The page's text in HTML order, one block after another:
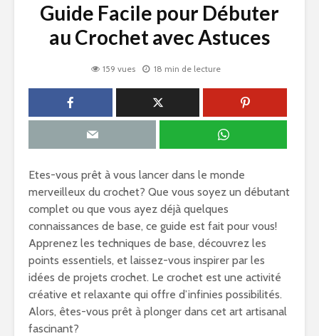
Guide Facile pour Débuter
au Crochet avec Astuces
159 vues 18 min de lecture
Etes-vous prêt à vous lancer dans le monde
merveilleux du crochet? Que vous soyez un débutant
complet ou que vous ayez déjà quelques
connaissances de base, ce guide est fait pour vous!
Apprenez les techniques de base, découvrez les
points essentiels, et laissez-vous inspirer par les
idées de projets crochet. Le crochet est une activité
créative et relaxante qui offre d’infinies possibilités.
Alors, êtes-vous prêt à plonger dans cet art artisanal
fascinant?